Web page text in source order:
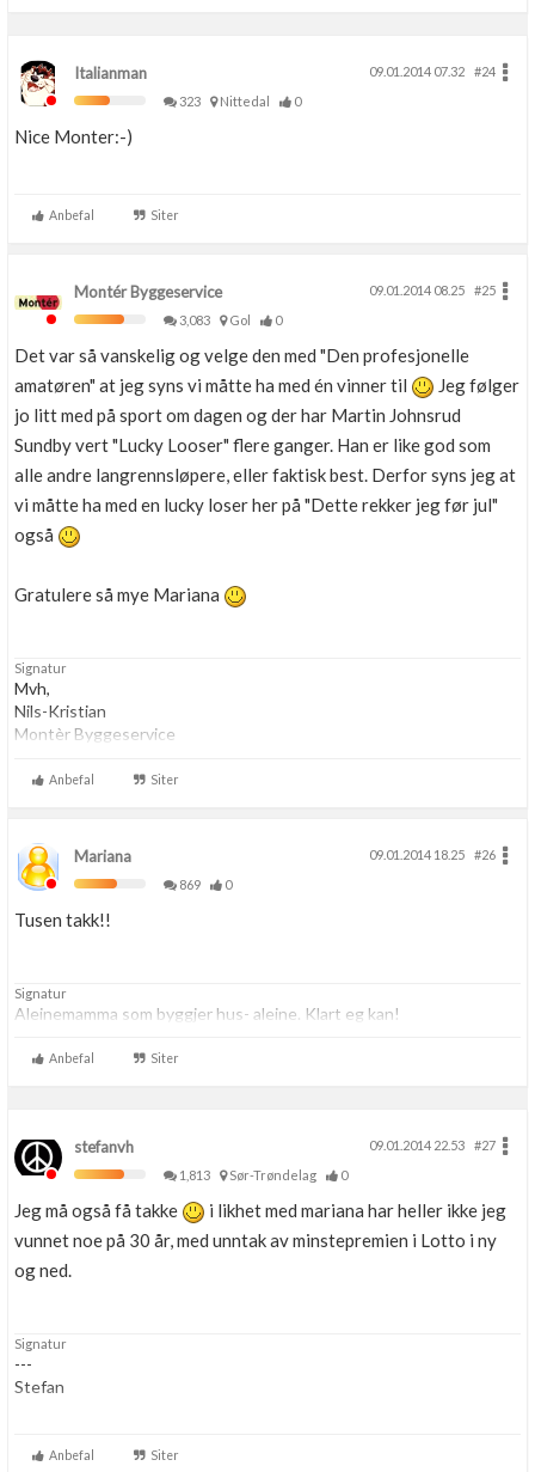
Italianman 09.01.2014 07.32
#24
323
Nittedal 0
Nice Monter:-)
Anbefal Siter
Montér Byggeservice 09.01.2014 08.25
#25
3,083
Gol 0
Det var så vanskelig og velge den med "Den profesjonelle
amatøren" at jeg syns vi måtte ha med én vinner til
Jeg følger
jo litt med på sport om dagen og der har Martin Johnsrud
Sundby vert "Lucky Looser" flere ganger. Han er like god som
alle andre langrennsløpere, eller faktisk best. Derfor syns jeg at
vi måtte ha med en lucky loser her på "Dette rekker jeg før jul"
også
Gratulere så mye Mariana
Signatur
Mvh,
Nils-Kristian
Montèr Byggeservice
Anbefal Siter
Mariana 09.01.2014 18.25
#26
869
0
Tusen takk!!
Signatur
Aleinemamma som byggjer hus- aleine. Klart eg kan!
Anbefal Siter
stefanvh 09.01.2014 22.53
#27
1,813
Sør-Trøndelag 0
Jeg må også få takke
i likhet med mariana har heller ikke jeg
vunnet noe på 30 år, med unntak av minstepremien i Lotto i ny
og ned.
Signatur
---
Stefan
Anbefal Siter